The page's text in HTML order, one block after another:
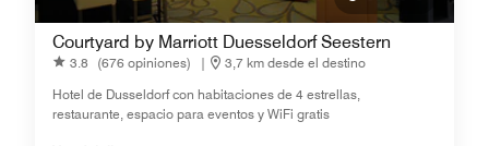
Courtyard by Marriott Duesseldorf Seestern
3.8 (676 opiniones) |
3,7 km desde el destino
Hotel de Dusseldorf con habitaciones de 4 estrellas,
restaurante, espacio para eventos y WiFi gratis